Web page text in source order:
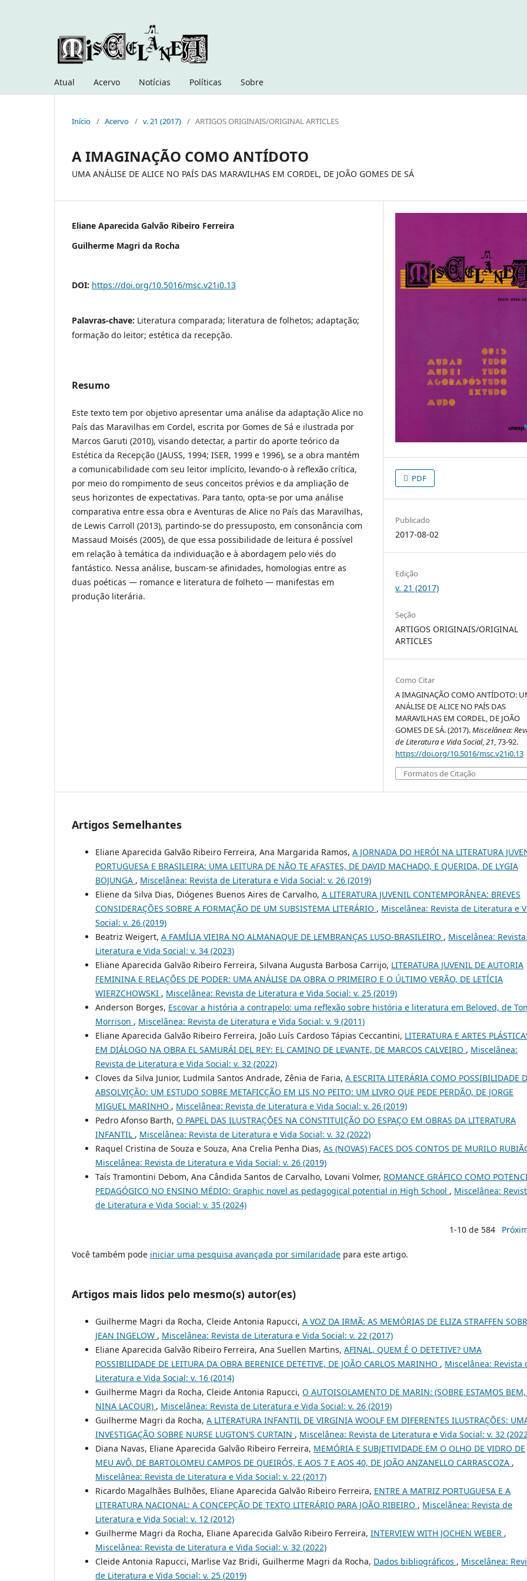
Atual Acervo Notícias Políticas Sobre
Início / Acervo / v. 21 (2017) / ARTIGOS ORIGINAIS/ORIGINAL ARTICLES
A IMAGINAÇÃO COMO ANTÍDOTO
UMA ANÁLISE DE ALICE NO PAÍS DAS MARAVILHAS EM CORDEL, DE JOÃO GOMES DE SÁ
Eliane Aparecida Galvão Ribeiro Ferreira
Guilherme Magri da Rocha
DOI: https://doi.org/10.5016/msc.v21i0.13
Palavras-chave: Literatura comparada; literatura de folhetos; adaptação;
formação do leitor; estética da recepção.
Resumo
Este texto tem por objetivo apresentar uma análise da adaptação Alice no
País das Maravilhas em Cordel, escrita por Gomes de Sá e ilustrada por
Marcos Garuti (2010), visando detectar, a partir do aporte teórico da
Estética da Recepção (JAUSS, 1994; ISER, 1999 e 1996), se a obra mantém
a comunicabilidade com seu leitor implícito, levando-o à reflexão crítica,
por meio do rompimento de seus conceitos prévios e da ampliação de
seus horizontes de expectativas. Para tanto, opta-se por uma análise
comparativa entre essa obra e Aventuras de Alice no País das Maravilhas,
de Lewis Carroll (2013), partindo-se do pressuposto, em consonância com
Massaud Moisés (2005), de que essa possibilidade de leitura é possível
em relação à temática da individuação e à abordagem pelo viés do
fantástico. Nessa análise, buscam-se afinidades, homologias entre as
duas poéticas — romance e literatura de folheto — manifestas em
produção literária.
PDF
Publicado
2017-08-02
Edição
v. 21 (2017)
Seção
ARTIGOS ORIGINAIS/ORIGINAL
ARTICLES
Como Citar
A IMAGINAÇÃO COMO ANTÍDOTO:
ANÁLISE DE ALICE NO PAÍS DAS
MARAVILHAS EM CORDEL, DE JOÃO
GOMES DE SÁ. (2017).Miscelânea:
de Literatura e Vida Social,21, 73-92.
https://doi.org/10.5016/msc.v21i0.13
Formatos de Citação
Artigos Semelhantes
Eliane Aparecida Galvão Ribeiro Ferreira, Ana Margarida Ramos, A JORNADA DO HERÓI NA LITERATURA
PORTUGUESA E BRASILEIRA: UMA LEITURA DE NÃO TE AFASTES, DE DAVID MACHADO, E QUERIDA, DE LYGIA
BOJUNGA , Miscelânea: Revista de Literatura e Vida Social: v. 26 (2019)
Eliene da Silva Dias, Diógenes Buenos Aires de Carvalho, A LITERATURA JUVENIL CONTEMPORÂNEA: BREVES
CONSIDERAÇÕES SOBRE A FORMAÇÃO DE UM SUBSISTEMA LITERÁRIO , Miscelânea: Revista de Literatura e
Social: v. 26 (2019)
Beatriz Weigert, A FAMÍLIA VIEIRA NO ALMANAQUE DE LEMBRANÇAS LUSO-BRASILEIRO , Miscelânea:
Literatura e Vida Social: v. 34 (2023)
Eliane Aparecida Galvão Ribeiro Ferreira, Silvana Augusta Barbosa Carrijo, LITERATURA JUVENIL DE AUTORIA
FEMININA E RELAÇÕES DE PODER: UMA ANÁLISE DA OBRA O PRIMEIRO E O ÚLTIMO VERÃO, DE LETÍCIA
WIERZCHOWSKI , Miscelânea: Revista de Literatura e Vida Social: v. 25 (2019)
Anderson Borges, Escovar a história a contrapelo: uma reflexão sobre história e literatura em Beloved, de
Morrison , Miscelânea: Revista de Literatura e Vida Social: v. 9 (2011)
Eliane Aparecida Galvão Ribeiro Ferreira, João Luís Cardoso Tápias Ceccantini, LITERATURA E ARTES
EM DIÁLOGO NA OBRA EL SAMURÁI DEL REY: EL CAMINO DE LEVANTE, DE MARCOS CALVEIRO , Miscelânea:
Revista de Literatura e Vida Social: v. 32 (2022)
Cloves da Silva Junior, Ludmila Santos Andrade, Zênia de Faria, A ESCRITA LITERÁRIA COMO POSSIBILIDADE
ABSOLVIÇÃO: UM ESTUDO SOBRE METAFICÇÃO EM LIS NO PEITO: UM LIVRO QUE PEDE PERDÃO, DE JORGE
MIGUEL MARINHO , Miscelânea: Revista de Literatura e Vida Social: v. 26 (2019)
Pedro Afonso Barth, O PAPEL DAS ILUSTRAÇÕES NA CONSTITUIÇÃO DO ESPAÇO EM OBRAS DA LITERATURA
INFANTIL , Miscelânea: Revista de Literatura e Vida Social: v. 32 (2022)
Raquel Cristina de Souza e Souza, Ana Crelia Penha Dias, As (NOVAS) FACES DOS CONTOS DE MURILO
Miscelânea: Revista de Literatura e Vida Social: v. 26 (2019)
Taís Tramontini Debom, Ana Cândida Santos de Carvalho, Lovani Volmer, ROMANCE GRÁFICO COMO
PEDAGÓGICO NO ENSINO MÉDIO: Graphic novel as pedagogical potential in High School , Miscelânea:
de Literatura e Vida Social: v. 35 (2024)
1-10 de 584
Você também pode iniciar uma pesquisa avançada por similaridade para este artigo.
Artigos mais lidos pelo mesmo(s) autor(es)
Guilherme Magri da Rocha, Cleide Antonia Rapucci, A VOZ DA IRMÃ: AS MEMÓRIAS DE ELIZA STRAFFEN
JEAN INGELOW , Miscelânea: Revista de Literatura e Vida Social: v. 22 (2017)
Eliane Aparecida Galvão Ribeiro Ferreira, Ana Suellen Martins, AFINAL, QUEM É O DETETIVE? UMA
POSSIBILIDADE DE LEITURA DA OBRA BERENICE DETETIVE, DE JOÃO CARLOS MARINHO , Miscelânea: Revista
Literatura e Vida Social: v. 16 (2014)
Guilherme Magri da Rocha, Cleide Antonia Rapucci, O AUTOISOLAMENTO DE MARIN: (SOBRE ESTAMOS BEM,
NINA LACOUR) , Miscelânea: Revista de Literatura e Vida Social: v. 26 (2019)
Guilherme Magri da Rocha, A LITERATURA INFANTIL DE VIRGINIA WOOLF EM DIFERENTES ILUSTRAÇÕES:
INVESTIGAÇÃO SOBRE NURSE LUGTON’S CURTAIN , Miscelânea: Revista de Literatura e Vida Social: v. 32
Diana Navas, Eliane Aparecida Galvão Ribeiro Ferreira, MEMÓRIA E SUBJETIVIDADE EM O OLHO DE VIDRO DE
MEU AVÔ, DE BARTOLOMEU CAMPOS DE QUEIRÓS, E AOS 7 E AOS 40, DE JOÃO ANZANELLO CARRASCOZA ,
Miscelânea: Revista de Literatura e Vida Social: v. 22 (2017)
Ricardo Magalhães Bulhões, Eliane Aparecida Galvão Ribeiro Ferreira, ENTRE A MATRIZ PORTUGUESA E A
LITERATURA NACIONAL: A CONCEPÇÃO DE TEXTO LITERÁRIO PARA JOÃO RIBEIRO , Miscelânea: Revista de
Literatura e Vida Social: v. 12 (2012)
Guilherme Magri da Rocha, Eliane Aparecida Galvão Ribeiro Ferreira, INTERVIEW WITH JOCHEN WEBER ,
Miscelânea: Revista de Literatura e Vida Social: v. 32 (2022)
Cleide Antonia Rapucci, Marlise Vaz Bridi, Guilherme Magri da Rocha, Dados bibliográficos , Miscelânea:
de Literatura e Vida Social: v. 25 (2019)